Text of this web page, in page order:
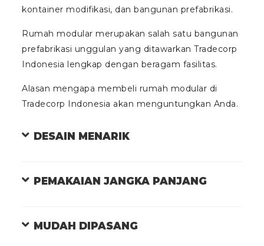
kontainer modifikasi, dan bangunan prefabrikasi.
Rumah modular merupakan salah satu bangunan
prefabrikasi unggulan yang ditawarkan Tradecorp
Indonesia lengkap dengan beragam fasilitas.
Alasan mengapa membeli rumah modular di
Tradecorp Indonesia akan menguntungkan Anda.
DESAIN MENARIK
PEMAKAIAN JANGKA PANJANG
MUDAH DIPASANG